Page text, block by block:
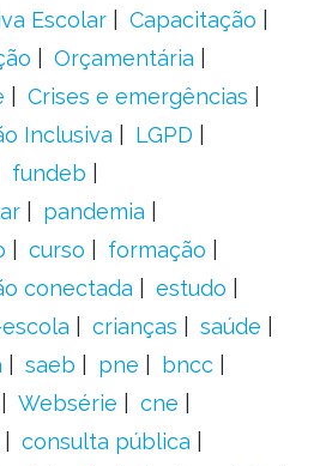
Escolar
Capacitação
Orçamentária
Crises e emergências
Inclusiva
LGPD
fundeb
pandemia
curso
formação
conectada
estudo
crianças
saúde
saeb pne
bncc
Websérie
cne
consulta pública